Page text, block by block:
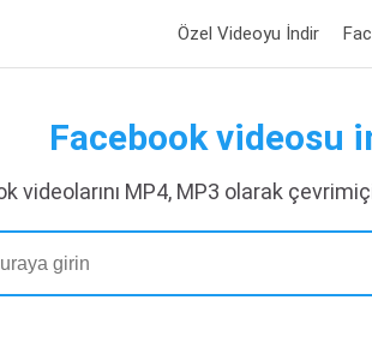
Özel Videoyu İndir
Facebook videosu
videolarını MP4, MP3 olarak